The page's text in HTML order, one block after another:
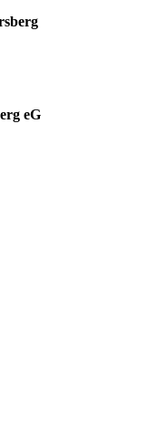
eG